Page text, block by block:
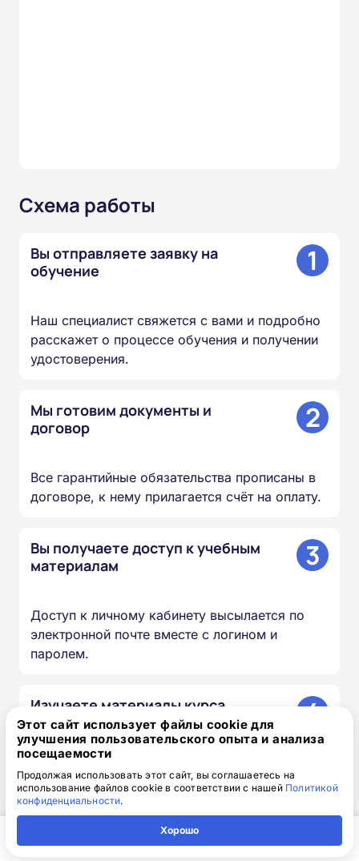
Схема работы
Вы отправляете заявку на
обучение
1
Наш специалист свяжется с вами и подробно
расскажет о процессе обучения и получении
удостоверения.
Мы готовим документы и
договор
2
Все гарантийные обязательства прописаны в
договоре, к нему прилагается счёт на оплату.
Вы получаете доступ к учебным
материалам
3
Доступ к личному кабинету высылается по
электронной почте вместе с логином и
паролем.
Изучаете материалы курса 4
Проходите лекции, изучаете документы и
презентации, сдаёте итоговый тест — в
удобное для вас время и темпе.
Мы вносим сведения в ФИС
5
Этот сайт использует файлы cookie для
улучшения пользовательского опыта и анализа
посещаемости
Продолжая использовать этот сайт, вы соглашаетесь на
использование файлов cookie в соответствии с нашей Политикой
конфиденциальности.
Хорошо